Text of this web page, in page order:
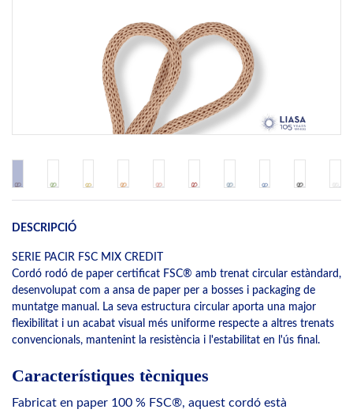
DESCRIPCIÓ
SERIE PACIR FSC MIX CREDIT
Cordó rodó de paper certificat FSC® amb trenat circular estàndard,
desenvolupat com a ansa de paper per a bosses i packaging de
muntatge manual. La seva estructura circular aporta una major
flexibilitat i un acabat visual més uniforme respecte a altres trenats
convencionals, mantenint la resistència i l'estabilitat en l'ús final.
Característiques tècniques
Fabricat en paper 100 % FSC®, aquest cordó està